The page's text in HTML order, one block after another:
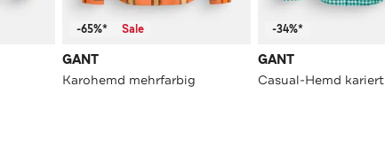
-65%* Sale
GANT
Karohemd mehrfarbig
-34%*
GANT
Casual-Hemd kariert